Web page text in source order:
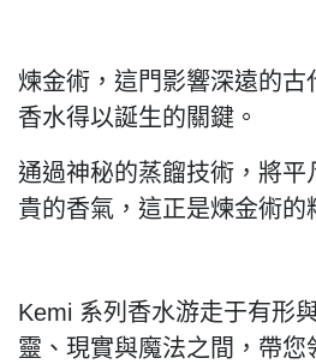
煉金術，這門影響深遠的古
香水得以誕生的關鍵。
通過神秘的蒸餾技術，將平
貴的香氣，這正是煉金術的
Kemi 系列香水游走于有形
靈、現實與魔法之間，帶您